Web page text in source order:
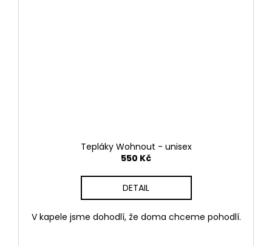
Tepláky Wohnout - unisex
550 Kč
DETAIL
V kapele jsme dohodlí, že doma chceme pohodlí.